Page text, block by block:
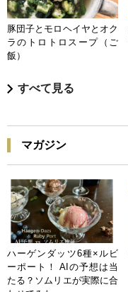
豚団子とモロヘイヤとオク
ラのトロトロスープ（ご
飯）
すべて見る
マガジン
ハーゲンダッツ6種×ルビ
ーポート！ AIの予想は当
たる？ソムリエが実際に合